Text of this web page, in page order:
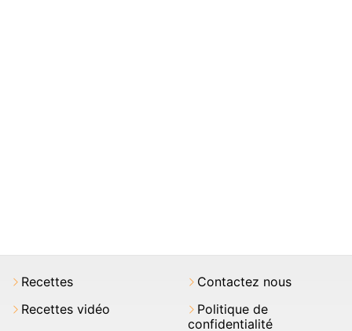
Recettes
Recettes vidéo
Contactez nous
Politique de
confidentialité